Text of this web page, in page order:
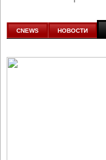
аналитике
CNEWS НОВОСТИ